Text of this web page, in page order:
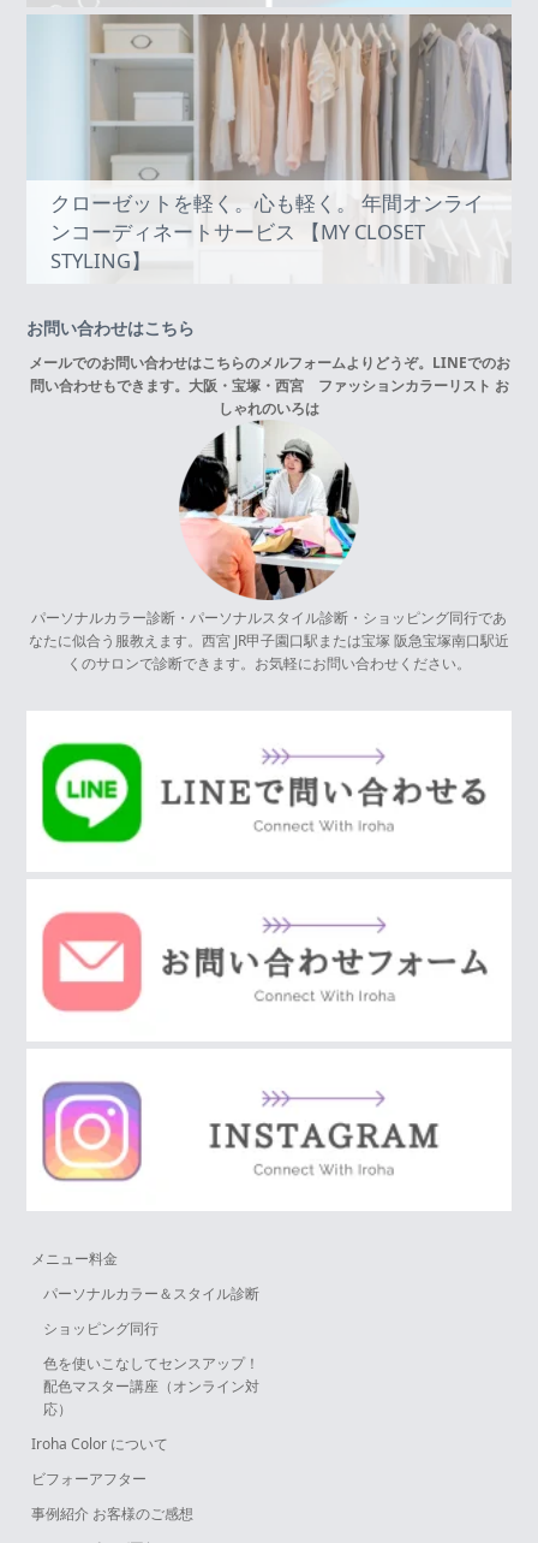
クローゼットを軽く。心も軽く。 年間オンライ
ンコーディネートサービス 【MY CLOSET
STYLING】
お問い合わせはこちら
メールでのお問い合わせはこちらのメルフォームよりどうぞ。LINEでのお
問い合わせもできます。 大阪・宝塚・西宮 ファッションカラーリスト お
しゃれのいろは
パーソナルカラー診断・パーソナルスタイル診断・ショッピング同行であ
なたに似合う服教えます。西宮 JR甲子園口駅または宝塚 阪急宝塚南口駅近
くのサロンで診断できます。お気軽にお問い合わせください。
メニュー料金
パーソナルカラー＆スタイル診断
ショッピング同行
色を使いこなしてセンスアップ！
配色マスター講座（オンライン対
応）
Iroha Color について
ビフォーアフター
事例紹介 お客様のご感想